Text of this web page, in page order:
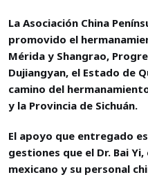
La Asociación China
promovido el
Mérida y Shangrao,
Dujiangyan, el Estado de
camino del
y la Provincia de Sichuán.
El apoyo que entregado
gestiones que el Dr. Bai
mexicano y su personal